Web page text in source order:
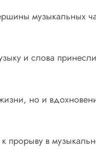
музыкальных
и слова
но и
к прорыву в